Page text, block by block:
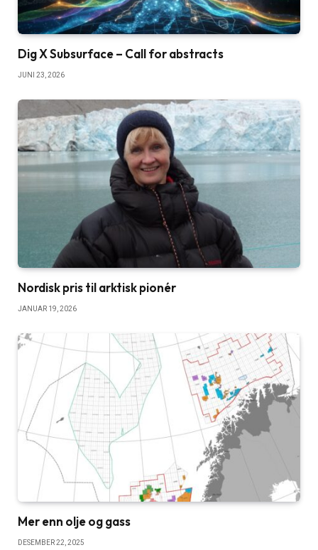
Dig X Subsurface – Call for abstracts
JUNI 23, 2026
Nordisk pris til arktisk pionér
JANUAR 19, 2026
Mer enn olje og gass
DESEMBER 22, 2025